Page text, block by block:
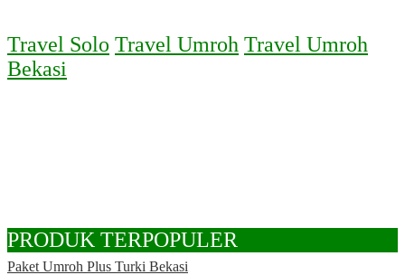
Travel Solo Travel Umroh Travel Umroh
Bekasi
PRODUK TERPOPULER
Paket Umroh Plus Turki Bekasi